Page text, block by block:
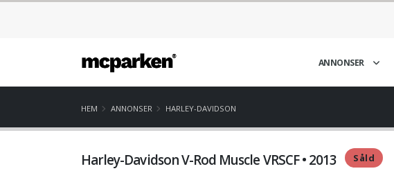
ANNONSER
HEM ANNONSER HARLEY-DAVIDSON
Harley-Davidson V-Rod Muscle VRSCF • 2013 Såld